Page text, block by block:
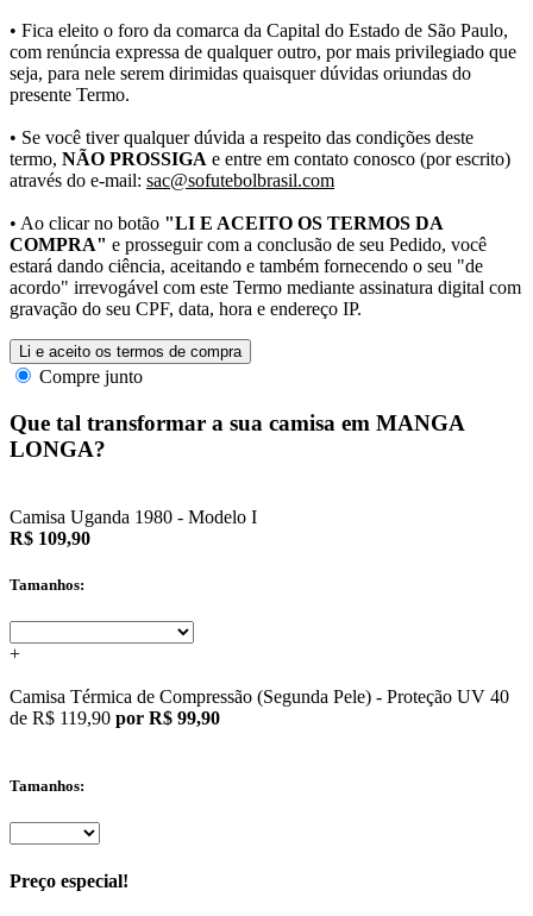
• Fica eleito o foro da comarca da Capital do Estado de São Paulo,
com renúncia expressa de qualquer outro, por mais privilegiado que
seja, para nele serem dirimidas quaisquer dúvidas oriundas do
presente Termo.
• Se você tiver qualquer dúvida a respeito das condições deste
termo, NÃO PROSSIGA e entre em contato conosco (por escrito)
através do e-mail: sac@sofutebolbrasil.com
• Ao clicar no botão "LI E ACEITO OS TERMOS DA
COMPRA" e prosseguir com a conclusão de seu Pedido, você
estará dando ciência, aceitando e também fornecendo o seu "de
acordo" irrevogável com este Termo mediante assinatura digital com
gravação do seu CPF, data, hora e endereço IP.
Li e aceito os termos de compra
Compre junto
Que tal transformar a sua camisa em MANGA
LONGA?
Camisa Uganda 1980 - Modelo I
R$ 109,90
Tamanhos:
+
Camisa Térmica de Compressão (Segunda Pele) - Proteção UV 40
de R$ 119,90 por R$ 99,90
Tamanhos:
Preço especial!